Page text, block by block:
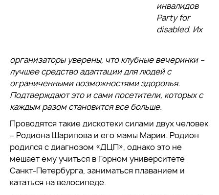
инвалидов
Party for
disabled. Их
организаторы уверены, что клубные вечеринки –
лучшее средство адаптации для людей с
ограниченными возможностями здоровья.
Подтверждают это и сами посетители, которых с
каждым разом становится все больше.
Проводятся такие дискотеки силами двух человек
– Родиона Шарипова и его мамы Марии. Родион
родился с диагнозом «ДЦП», однако это не
мешает ему учиться в Горном университете
Санкт-Петербурга, заниматься плаванием и
кататься на велосипеде.